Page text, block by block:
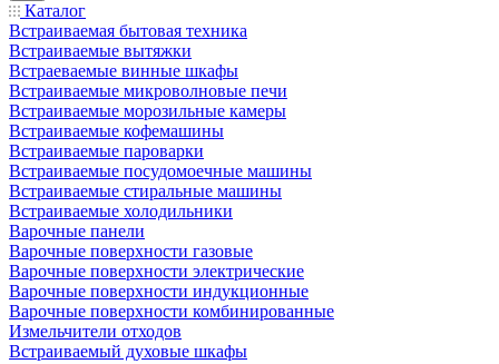
Каталог
Встраиваемая бытовая техника
Встраиваемые вытяжки
Встраеваемые винные шкафы
Встраиваемые микроволновые печи
Встраиваемые морозильные камеры
Встраиваемые кофемашины
Встраиваемые пароварки
Встраиваемые посудомоечные машины
Встраиваемые стиральные машины
Встраиваемые холодильники
Варочные панели
Варочные поверхности газовые
Варочные поверхности электрические
Варочные поверхности индукционные
Варочные поверхности комбинированные
Измельчители отходов
Встраиваемый духовые шкафы